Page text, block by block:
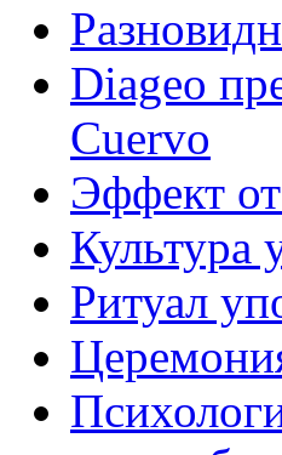
Diageo
Cuervo
Эффект
Культура
Ритуал